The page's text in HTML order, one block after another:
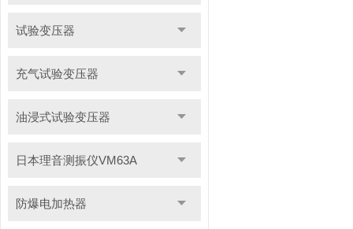
试验变压器
充气试验变压器
油浸式试验变压器
日本理音测振仪VM63A
防爆电加热器